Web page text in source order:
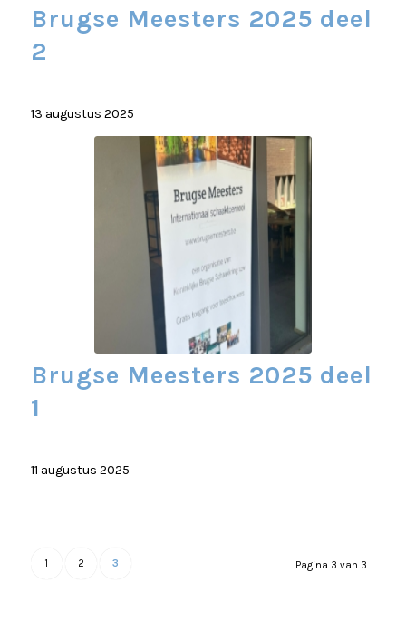
Brugse Meesters 2025 deel
2
13 augustus 2025
Brugse Meesters 2025 deel
1
11 augustus 2025
Pagina 3 van 3
1 2 3